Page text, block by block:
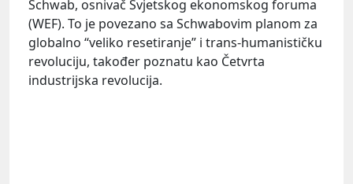
Schwab, osnivač Svjetskog ekonomskog foruma
(WEF). To je povezano sa Schwabovim planom za
globalno “veliko resetiranje” i trans-humanističku
revoluciju, također poznatu kao Četvrta
industrijska revolucija.